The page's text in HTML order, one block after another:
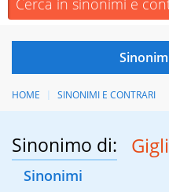
HOME SINONIMI E CONTRARI
Sinonimo di:
Sinonimi